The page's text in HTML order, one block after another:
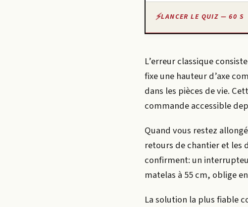
LANCER LE QUIZ — 60 S
L’erreur classique
fixe une hauteur d’axe
dans les pièces de vie.
commande accessible
Quand vous restez
retours de chantier et les
confirment: un
matelas à 55 cm, oblige
La solution la plus fiable